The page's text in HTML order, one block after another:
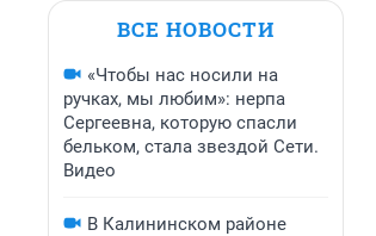
ВСЕ НОВОСТИ
«Чтобы нас носили на
ручках, мы любим»: нерпа
Сергеевна, которую спасли
бельком, стала звездой Сети.
Видео
В Калининском районе